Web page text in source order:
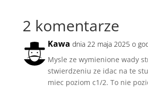
2 komentarze
Kawa dnia 22 maja 2025 o
Mysle ze wymienione wady
stwierdzeniu ze idac na te
miec poziom c1/2. To nie